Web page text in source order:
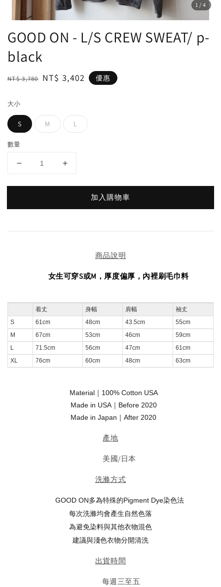
1 /4
GOOD ON - L/S CREW SWEAT/ p-
black
Regular
NT$ 3,780 Sale
NT$ 3,402 優惠
大小
S M L
數量
加入購物車
商品說明
女生可穿S或M，厚度偏厚，內裡刷毛巾料
着丈 身幅 肩幅
袖丈
S
61cm 48cm 43.5cm
55cm
M
67cm 53cm 46cm
59cm
L
71.5cm 56cm 47cm
61cm
XL
76cm 60cm 48cm 63cm
Material｜100% Cotton USA
Made in USA｜Before 2020
Made in Japan｜After 2020
產地
美國/日本
洗滌方式
GOOD ON多為特殊的Pigment Dye染色法
每次洗滌均會產生自然色落
為避免染料與其他衣物混色
建議與淺色衣物分開清洗
出貨時間
每週三至五